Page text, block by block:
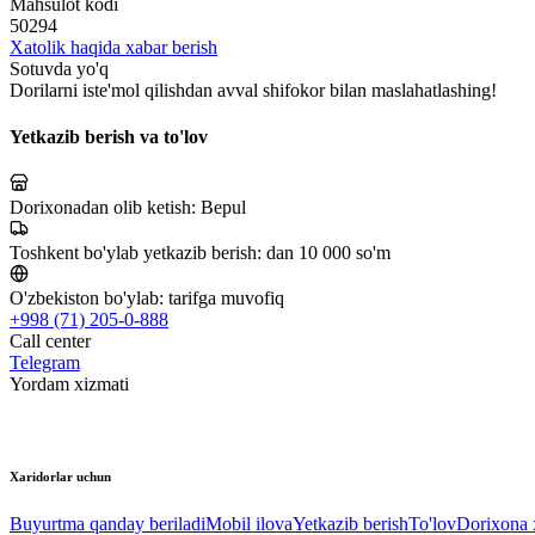
50294
Xatolik haqida xabar berish
Sotuvda yo'q
Dorilarni iste'mol qilishdan avval shifokor bilan maslahatlashing!
Yetkazib berish va to'lov
Dorixonadan olib ketish: Bepul
Toshkent bo'ylab yetkazib berish: dan 10 000 so'm
O'zbekiston bo'ylab: tarifga muvofiq
+998 (71) 205-0-888
Call center
Telegram
Yordam xizmati
Xaridorlar uchun
Buyurtma qanday beriladiMobil ilovaYetkazib berishTo'lovDorixona